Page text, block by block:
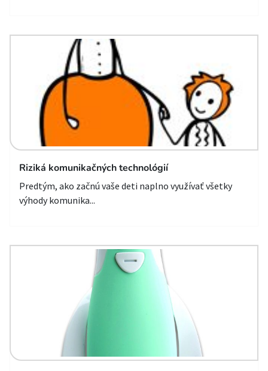
Riziká komunikačných technológií
Predtým, ako začnú vaše deti naplno využívať všetky
výhody komunika...